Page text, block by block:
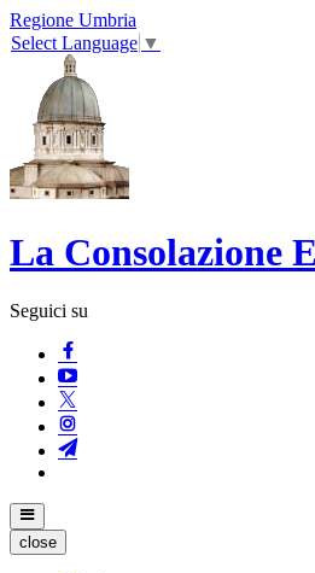
Regione Umbria
Select Language ▼
La Consolazione
Seguici su
close